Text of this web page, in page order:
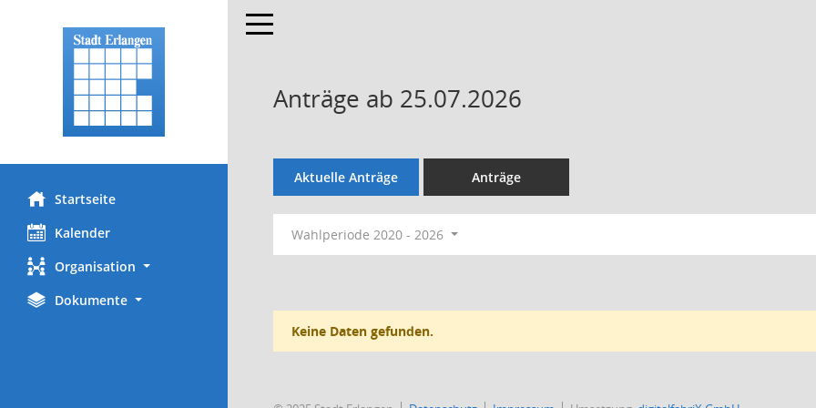
Startseite
Kalender
Organisation
Dokumente
Toggle navigation
Anträge ab 25.07.2026
Aktuelle Anträge Anträge
Wahlperiode 2020 - 2026
Keine Daten gefunden.